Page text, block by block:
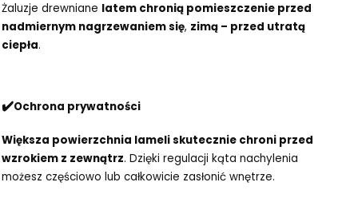
Żaluzje drewniane latem chronią pomieszczenie przed
nadmiernym nagrzewaniem się, zimą – przed utratą
ciepła.
✔️Ochrona prywatności
Większa powierzchnia lameli skutecznie chroni przed
wzrokiem z zewnątrz. Dzięki regulacji kąta nachylenia
możesz częściowo lub całkowicie zasłonić wnętrze.